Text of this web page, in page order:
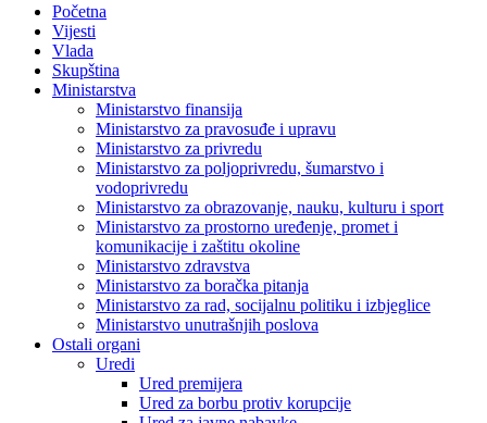
Početna
Vijesti
Vlada
Skupština
Ministarstva
Ministarstvo finansija
Ministarstvo za pravosuđe i upravu
Ministarstvo za privredu
Ministarstvo za poljoprivredu, šumarstvo i
vodoprivredu
Ministarstvo za obrazovanje, nauku, kulturu i sport
Ministarstvo za prostorno uređenje, promet i
komunikacije i zaštitu okoline
Ministarstvo zdravstva
Ministarstvo za boračka pitanja
Ministarstvo za rad, socijalnu politiku i izbjeglice
Ministarstvo unutrašnjih poslova
Ostali organi
Uredi
Ured premijera
Ured za borbu protiv korupcije